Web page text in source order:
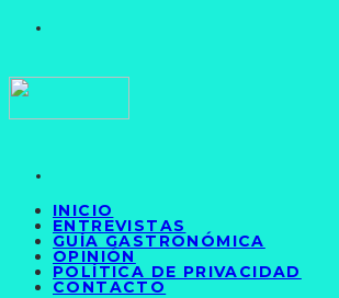
INICIO
ENTREVISTAS
GUÍA GASTRONÓMICA
OPINIÓN
POLÍTICA DE PRIVACIDAD
CONTACTO